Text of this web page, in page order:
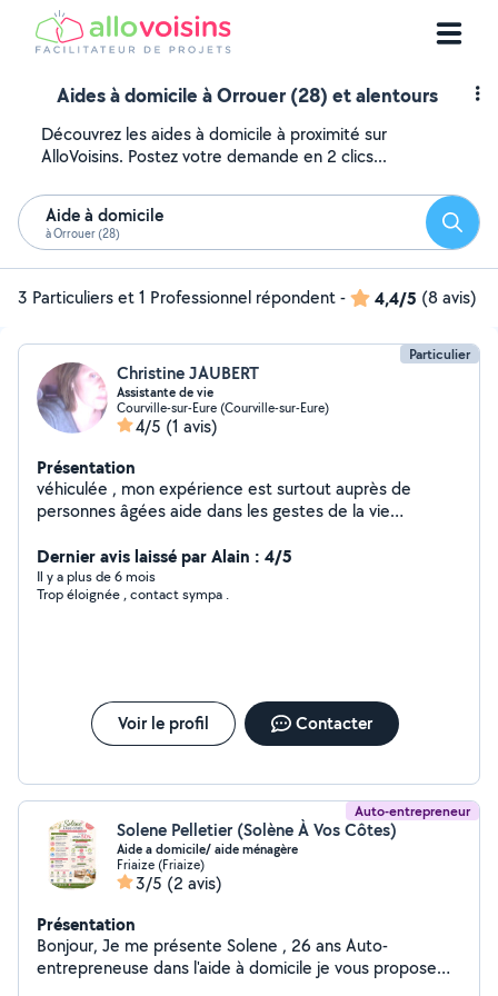
Aides à domicile à Orrouer (28) et alentours
Découvrez les aides à domicile à proximité sur
AlloVoisins. Postez votre demande en 2 clics...
Aide à domicile
à Orrouer (28)
3 Particuliers et 1 Professionnel répondent- 4,4/5 (8 avis)
Particulier
Christine JAUBERT
Assistante de vie
Courville-sur-Eure (Courville-sur-Eure)
4/5 (1 avis)
Présentation
véhiculée , mon expérience est surtout auprès de
personnes âgées aide dans les gestes de la vie
cesu
Dernier avis laissé par Alain : 4/5
Il y a plus de 6 mois
Trop éloignée , contact sympa .
Voir le profil Contacter
Auto-entrepreneur
Solene Pelletier (Solène À Vos Côtes)
Aide a domicile/ aide ménagère
Friaize (Friaize)
3/5 (2 avis)
Présentation
Bonjour, Je me présente Solene , 26 ans Auto-
entrepreneuse dans l'aide à domicile je vous propose